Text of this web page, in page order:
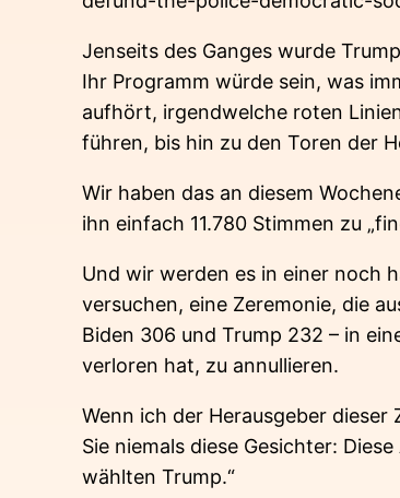
Jenseits des Ganges wurde
Ihr Programm würde sein, was
aufhört, irgendwelche roten
führen, bis hin zu den Toren der
Wir haben das an diesem
ihn einfach 11.780 Stimmen zu
Und wir werden es in einer noch
versuchen, eine Zeremonie, die
Biden 306 und Trump 232 – in
verloren hat, zu annullieren.
Wenn ich der Herausgeber
Sie niemals diese Gesichter:
wählten Trump.“